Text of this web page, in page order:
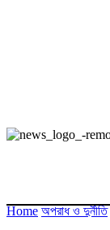
Home অপরাধ ও দুর্নীতি